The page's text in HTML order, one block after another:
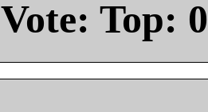
Vote: Top: 0